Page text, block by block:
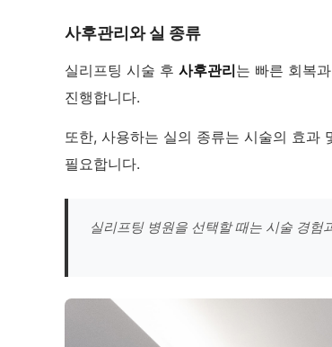
사후관리와 실 종류
실리프팅 시술 후 사후관리는 빠른 회복
진행합니다.
또한, 사용하는 실의 종류는 시술의 효과
필요합니다.
실리프팅 병원을 선택할 때는 시술 경